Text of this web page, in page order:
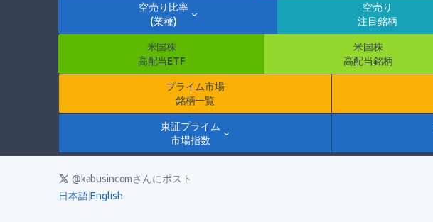
空売り比率
(業種)
空売り
注目銘柄
米国株
高配当ETF
米国株
高配当銘柄
プライム市場
銘柄一覧
東証プライム
市場指数
@kabusincomさんにポスト
日本語|English